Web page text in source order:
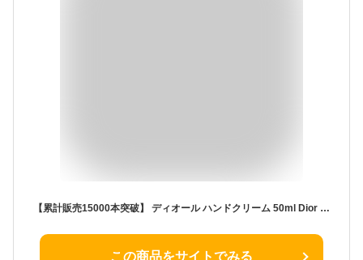
【累計販売15000本突破】 ディオール ハンドクリーム 50ml Dior ハンドクリーム クリスチャン・ディオール 正規品 高級 プレゼント 女性 誕生日 女友達 ギフト ディオールハンドクリーム diorハンドクリーム ハンドケア 人気
この商品をサイトでみる